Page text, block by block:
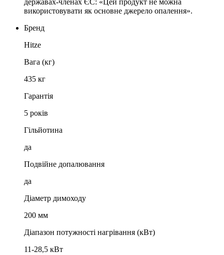
використовувати як основне джерело опалення».
Бренд
Hitze
Вага (кг)
435 кг
Гарантія
5 років
Гільйотина
да
Подвійне допалювання
да
Діаметр димоходу
200 мм
Діапазон потужності нагрівання (кВт)
11-28,5 кВт